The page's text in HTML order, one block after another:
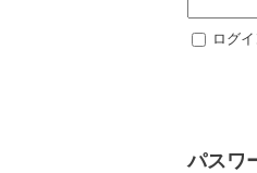
ログ
パスワ